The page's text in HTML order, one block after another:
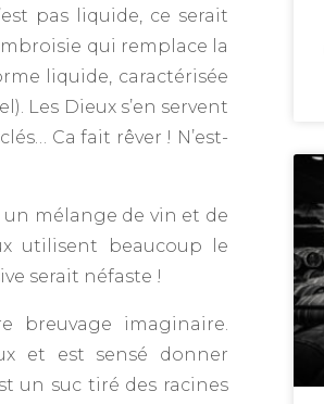
pas liquide, ce serait
qui remplace la
liquide, caractérisée
Les Dieux s’en servent
Ca fait rêver ! N’est-
un mélange de vin et de
utilisent beaucoup le
serait néfaste !
breuvage imaginaire.
et est sensé donner
un suc tiré des racines